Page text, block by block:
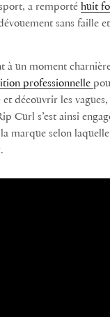
a remporté huit
sans faille
un moment
professionnelle
découvrir les
Curl s’est ainsi
marque selon